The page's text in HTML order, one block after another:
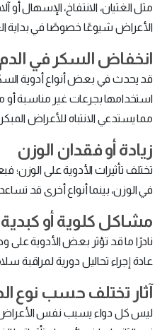
مثل الغثيان، الانتفاخ، الإسهال أو
الأعراض شيوعًا خصوصًا في بداية
انخفاض السكر في الدم
قد يحدث في بعض أنواع أدوية
استخدامها بجرعات غير مناسبة أو
مما يستدعي الانتباه للأعراض
زيادة أو فقدان الوزن
تختلف تأثيرات الأدوية على
في الوزن، بينما أنواع أخرى قد
مشاكل كلوية أو
نادرًا ما قد تؤثر بعض الأدوية على
عادة إجراء تحاليل دورية لمراقبة
آثار تختلف حسب نوع
ليس كل دواء يسبب نفس